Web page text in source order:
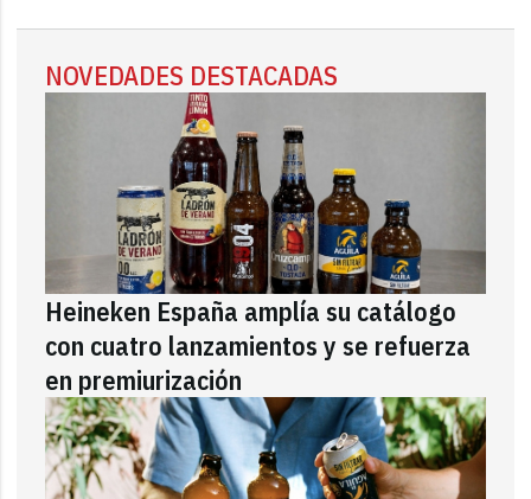
NOVEDADES DESTACADAS
Heineken España amplía su catálogo
con cuatro lanzamientos y se refuerza
en premiurización